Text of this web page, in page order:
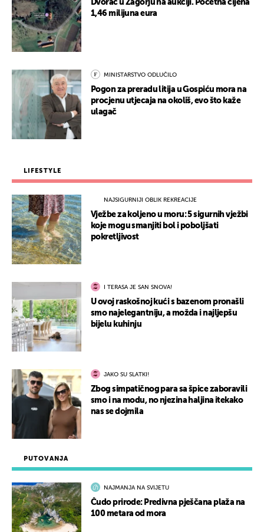
PUTOVANJA
NAJMANJA NA SVIJETU
Čudo prirode: Predivna pješčana plaža na
100 metara od mora
Dvorac u Zagorju na aukciji. Početna cijena
1,46 milijuna eura
MINISTARSTVO ODLUČILO
Pogon za preradu litija u Gospiću mora na
procjenu utjecaja na okoliš, evo što kaže
ulagač
LIFESTYLE
NAJSIGURNIJI OBLIK REKREACIJE
Vježbe za koljeno u moru: 5 sigurnih vježbi
koje mogu smanjiti bol i poboljšati
pokretljivost
I TERASA JE SAN SNOVA!
U ovoj raskošnoj kući s bazenom pronašli
smo najelegantniju, a možda i najljepšu
bijelu kuhinju
JAKO SU SLATKI!
Zbog simpatičnog para sa špice zaboravili
smo i na modu, no njezina haljina itekako
nas se dojmila